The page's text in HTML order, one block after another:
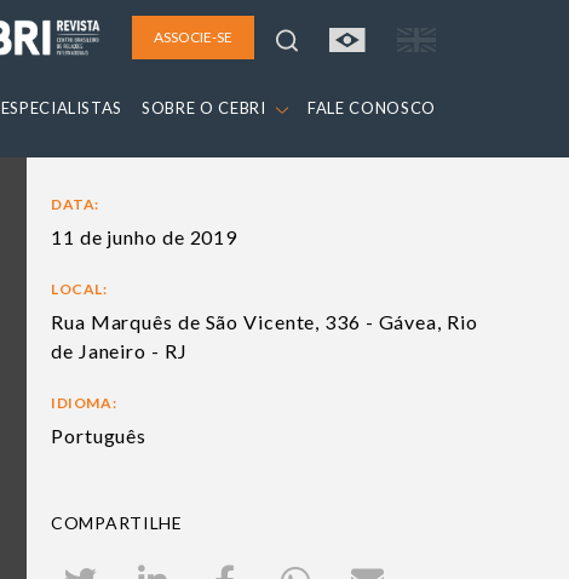
ASSOCIE-SE
ESPECIALISTAS SOBRE O CEBRI FALE CONOSCO
DATA:
11 de junho de 2019
LOCAL:
Rua Marquês de São Vicente, 336 - Gávea, Rio
de Janeiro - RJ
IDIOMA:
Português
COMPARTILHE